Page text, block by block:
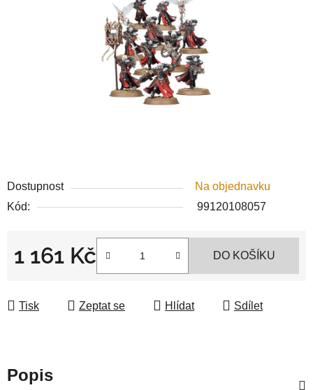
Dostupnost
Na objednavku
Kód:
99120108057
1 161 Kč DO KOŠÍKU
Tisk Zeptat se Hlídat Sdílet
Popis